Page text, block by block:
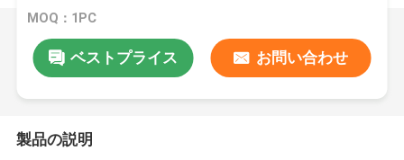
MOQ：1PC
ベストプライス お問い合わせ
製品の説明